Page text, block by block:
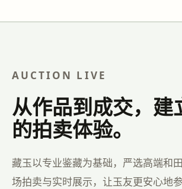
AUCTION LIVE
从作品到成交，建
的拍卖体验。
藏玉以专业鉴藏为基础，严选高端和
场拍卖与实时展示，让玉友更安心地参